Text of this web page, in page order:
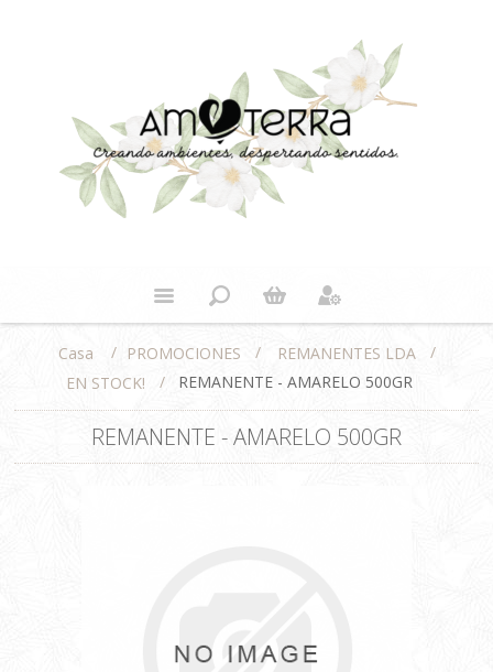
Casa / PROMOCIONES / REMANENTES LDA
/
EN STOCK!
/ REMANENTE - AMARELO 500GR
REMANENTE - AMARELO 500GR